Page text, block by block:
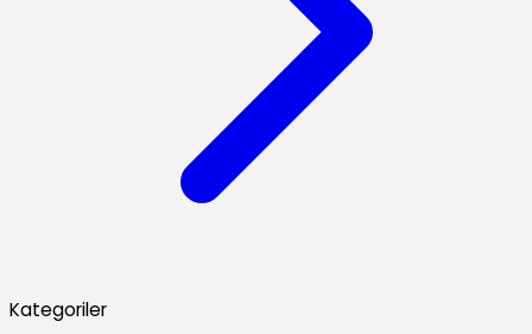
Kategoriler